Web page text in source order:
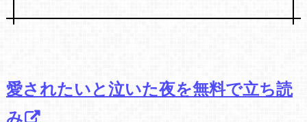
愛されたいと泣いた夜を無料で立ち読
み